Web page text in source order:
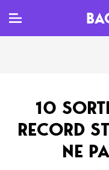
Clips
Live
Documentaires
10
RECORD
NE